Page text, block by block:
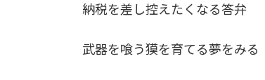
納税を差し控えたくなる
武器を喰う獏を育てる夢をみ